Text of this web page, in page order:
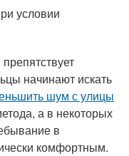
условии
начинают искать
шум с улицы
а в некоторых
в
комфортным.